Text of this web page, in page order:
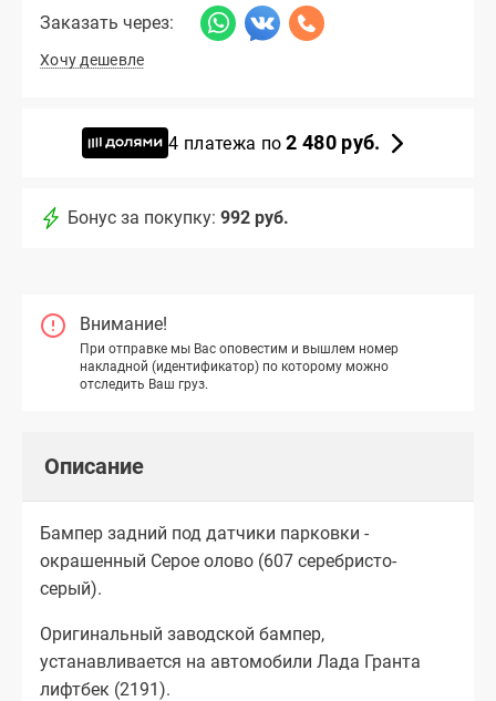
Заказать через:
Хочу дешевле
4 платежа по2 480 руб.
Бонус за покупку: 992 руб.
Внимание!
При отправке мы Вас оповестим и вышлем номер
накладной (идентификатор) по которому можно
отследить Ваш груз.
Описание
Бампер задний под датчики парковки -
окрашенный Серое олово (607 серебристо-
серый).
Оригинальный заводской бампер,
устанавливается на автомобили Лада Гранта
лифтбек (2191).